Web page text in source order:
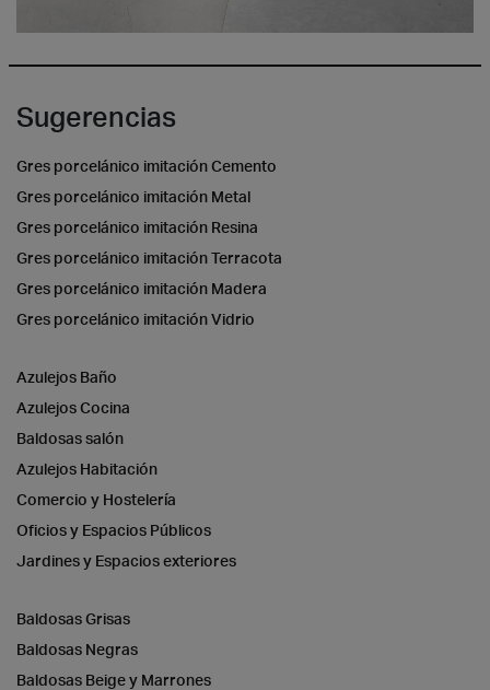
Sugerencias
Gres porcelánico imitación Cemento
Gres porcelánico imitación Metal
Gres porcelánico imitación Resina
Gres porcelánico imitación Terracota
Gres porcelánico imitación Madera
Gres porcelánico imitación Vidrio
Azulejos Baño
Azulejos Cocina
Baldosas salón
Azulejos Habitación
Comercio y Hostelería
Oficios y Espacios Públicos
Jardines y Espacios exteriores
Baldosas Grisas
Baldosas Negras
Baldosas Beige y Marrones